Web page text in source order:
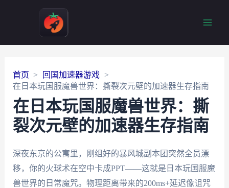
首页
回国加速器游戏
在日本玩国服魔兽世界：撕裂次元壁的加速器生存指南
在日本玩国服魔兽世界：撕
裂次元壁的加速器生存指南
深夜东京的公寓里，刚组好的暴风城副本团突然全员漂
移，你的火球术在空中卡成PPT——这就是日本玩国服魔
兽世界的日常魔咒。物理距离带来的200ms+延迟像诅咒